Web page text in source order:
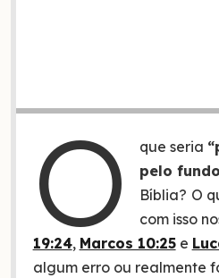
O que seria
pelo
Bíblia? O
com isso
19:24, Marcos 10:25e
algum erro ou realmente